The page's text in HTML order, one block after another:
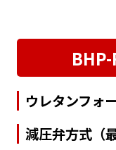
ウレタンフォ
減圧弁方式（